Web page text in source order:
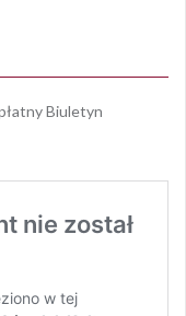
Biuletyn